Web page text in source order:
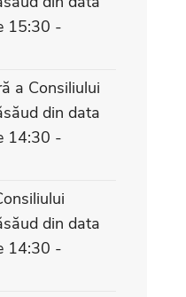
15:30 -
a Consiliului
din data
14:30 -
din data
14:30 -